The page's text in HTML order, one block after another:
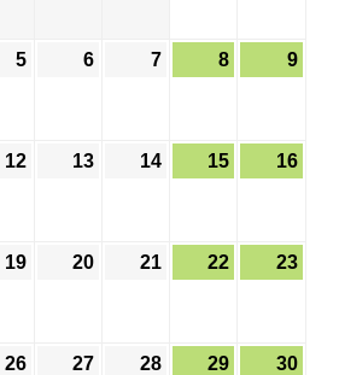
5 6 7 8 9
12 13 14 15 16
19 20 21 22 23
26 27 28 29 30